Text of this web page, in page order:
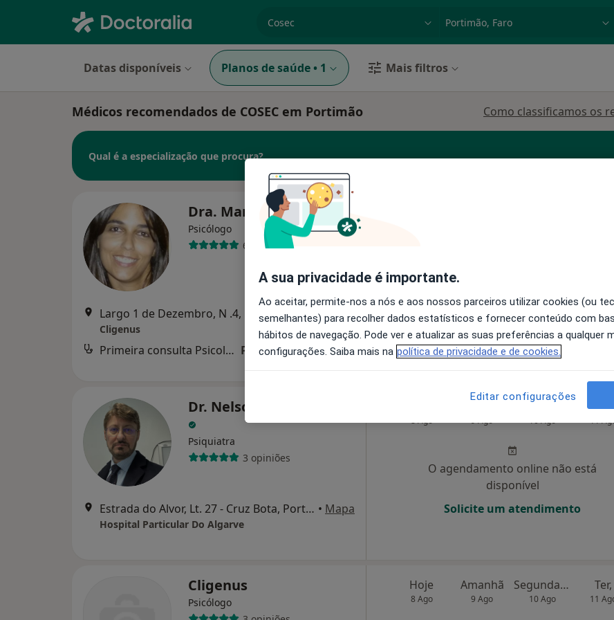
Datas disponíveis Planos de saúde • 1 Mais filtros
Médicos recomendados de COSEC em Portimão Como classificamos os
Qual é a especialização que procura?
Dra. Marta Monção
Psicólogo
6 opiniões
Largo 1 de Dezembro, N .4, Portimão• Mapa
Cligenus
Primeira consulta Psicologia Preço não disponível
O agendamento online não está
Solicite um atendimento
Dr. Nelson Pinto Gomes
Psiquiatra
3 opiniões
Estrada do Alvor, Lt. 27 - Cruz Bota, Portimão • Mapa
Hospital Particular Do Algarve
8 Ago 9 Ago 10 Ago
Ter,
11
O agendamento online não está
disponível
Solicite um atendimento
Cligenus
Psicólogo
Hoje
8 Ago
Amanhã
9 Ago
Segunda-feira
10 Ago
Ter,
11
A sua privacidade é importante.
Ao aceitar, permite-nos a nós e aos nossos parceiros utilizar cookies (ou
semelhantes) para recolher dados estatísticos e fornecer conteúdo com
hábitos de navegação. Pode ver e atualizar as suas preferências a qualquer
configurações. Saiba mais na política de privacidade e de cookies.
Editar configurações